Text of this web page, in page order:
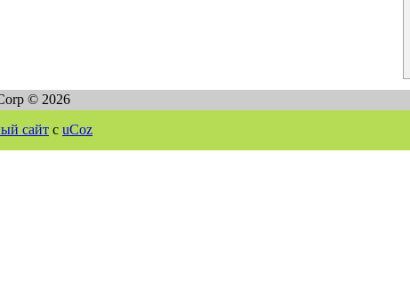
© 2026
сайт с uCoz